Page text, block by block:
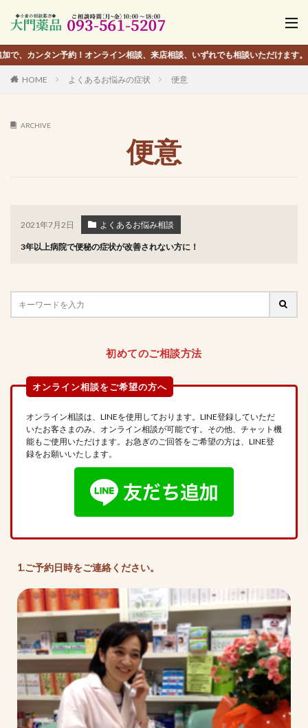
約！オンライン相談、来店相談、いずれでも相談いただけます。
HOME よくあるお悩みの症状 便意
ARCHIVE
便意
2021年7月2日 よくあるお悩み相談
3年以上病院で便秘の症状が改善されない方に！
初めてのご相談方法
オンライン相談は、LINEを使用しております。LINE登録していただ
いたお客さまのみ、オンライン相談が可能です。その他、チャット機
能もご使用いただけます。お急ぎのご回答をご希望の方は、LINE登
録をお願いいたします。
1.ご予約日時をご連絡ください。